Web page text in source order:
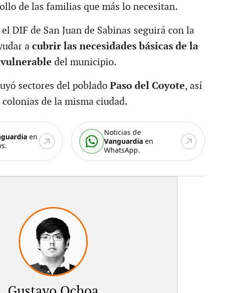
de las familias que más lo necesitan.
DIF de San Juan de Sabinas seguirá con la
a cubrir las necesidades básicas de la
del municipio.
sectores del poblado Paso del Coyote, así
de la misma ciudad.
en
Noticias de
Vanguardia en
WhatsApp.